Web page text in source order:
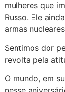
mulheres que
Russo. Ele
armas
Sentimos dor
revolta pela
O mundo, em
nesse